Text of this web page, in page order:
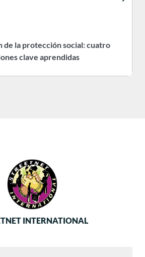
de la protección social: cuatro
clave aprendidas
INTERNATIONAL